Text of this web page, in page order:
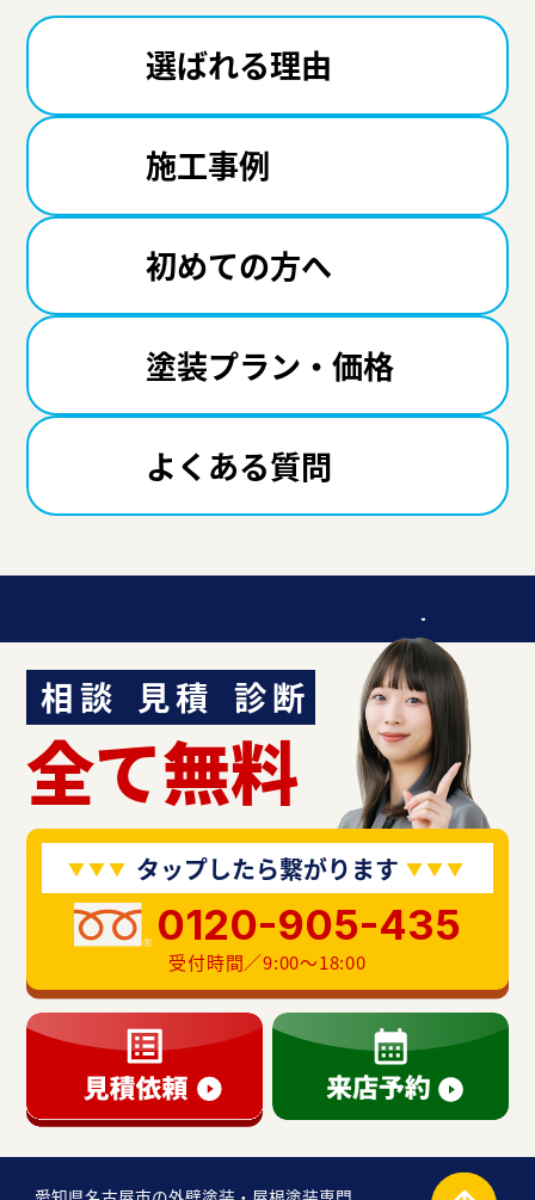
選ばれる理由
施工事例
初めての方へ
塗装プラン・価格
よくある質問
迷ったら聞いてみよう！
相談 見積 診断
全て無料
タップしたら繋がります
0120-905-435
受付時間／9:00〜18:00